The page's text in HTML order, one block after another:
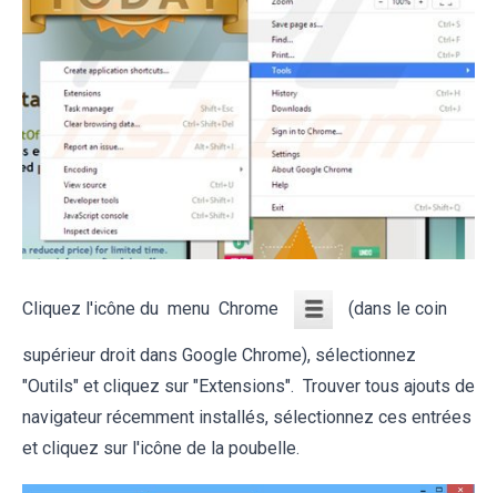
Cliquez l'icône du menu Chrome (dans le coin
supérieur droit dans Google Chrome), sélectionnez
"Outils" et cliquez sur "Extensions". Trouver tous ajouts de
navigateur récemment installés, sélectionnez ces entrées
et cliquez sur l'icône de la poubelle.